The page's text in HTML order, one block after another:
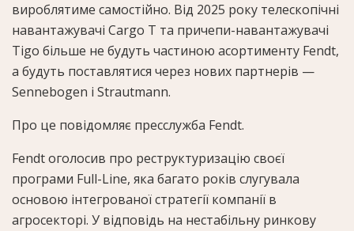
вироблятиме самостійно. Від 2025 року телескопічні
навантажувачі Cargo T та причепи-навантажувачі
Tigo більше не будуть частиною асортименту Fendt,
а будуть поставлятися через нових партнерів —
Sennebogen і Strautmann.
Про це повідомляє пресслужба Fendt.
Fendt оголосив про реструктуризацію своєї
програми Full-Line, яка багато років слугувала
основою інтегрованої стратегії компанії в
агросекторі. У відповідь на нестабільну ринкову